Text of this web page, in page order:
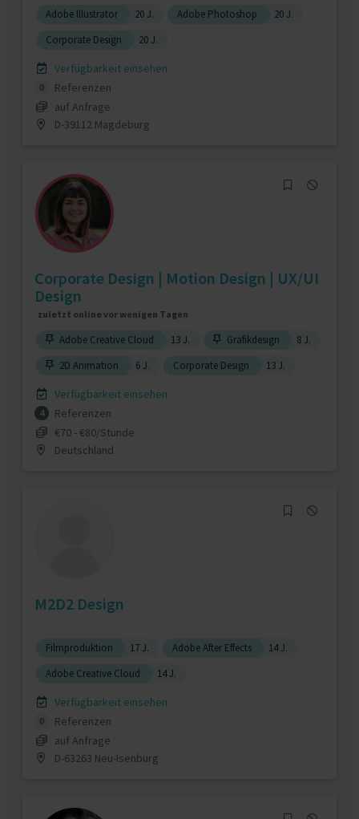
Adobe Illustrator 20 J. Adobe Photoshop
20 J.
Corporate Design
20 J.
Verfügbarkeit einsehen
0
Referenzen
auf Anfrage
D-39112 Magdeburg
Corporate Design | Motion Design | UX/UI
Design
zuletzt online vor wenigen Tagen
Adobe Creative Cloud 13 J. Grafikdesign
8 J.
2D Animation
6 J. Corporate Design 13 J.
Verfügbarkeit einsehen
4
Referenzen
€70 - €80/Stunde
Deutschland
M2D2 Design
Filmproduktion 17 J. Adobe After Effects
14 J.
Adobe Creative Cloud
14 J.
Verfügbarkeit einsehen
0
Referenzen
auf Anfrage
D-63263 Neu-Isenburg